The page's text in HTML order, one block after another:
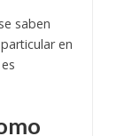
saben
en